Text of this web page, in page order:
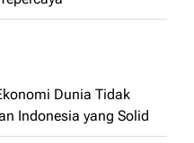
Dunia Tidak
Indonesia yang Solid